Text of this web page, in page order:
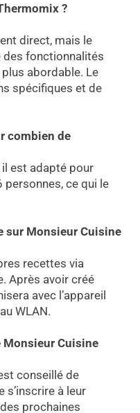
?
direct, mais le
des fonctionnalités
abordable. Le
spécifiques et de
combien de
est adapté pour
personnes, ce qui le
sur Monsieur Cuisine
recettes via
Après avoir créé
avec l’appareil
WLAN.
Monsieur Cuisine
conseillé de
s’inscrire à leur
prochaines